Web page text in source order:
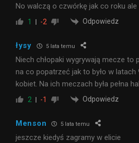
No walczą o czwórkę jak co roku ale
1 -2 Odpowiedz
łysy 5 lata temu
Niech chłopaki wygrywają mecze to
na co popatrzeć jak to było w
kobiet. Na ich meczach była pełna
2 -1 Odpowiedz
Menson 5 lata temu
jeszcze kiedyś zagramy w elicie